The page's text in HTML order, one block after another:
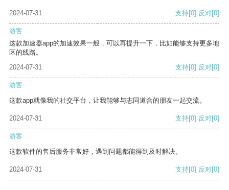
2024-07-31 支持[0] 反对[0]
游客
这款加速器app的加速效果一般，可以再提升一下，比如能够支持更多地
区的线路。
2024-07-31
支持[0] 反对[0]
游客
这款app就像我的社交平台，让我能够与志同道合的朋友一起交流。
2024-07-31 支持[0] 反对[0]
游客
这款软件的售后服务非常好，遇到问题都能得到及时解决。
2024-07-31 支持[0] 反对[0]